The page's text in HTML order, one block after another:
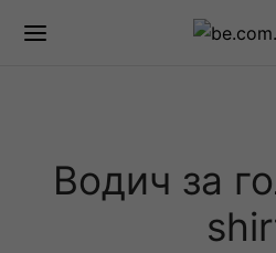
Водич за